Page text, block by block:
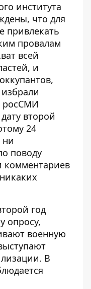
института
что для
привлекать
провалам
всей
и
росСМИ
второй
24
ни
поводу
комментариев
год
опросу,
военную
В